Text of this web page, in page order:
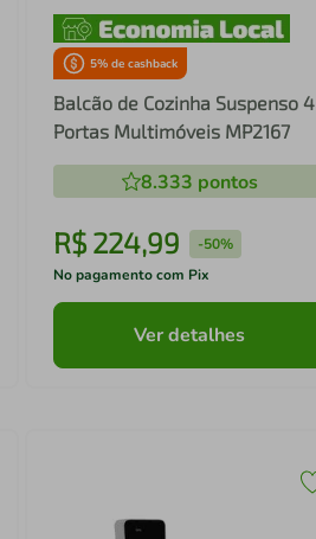
5% de cashback
Balcão de Cozinha Suspenso 4
Portas Multimóveis MP2167
8.333 pontos
R$ 224,99 -50%
No pagamento com Pix
Ver detalhes